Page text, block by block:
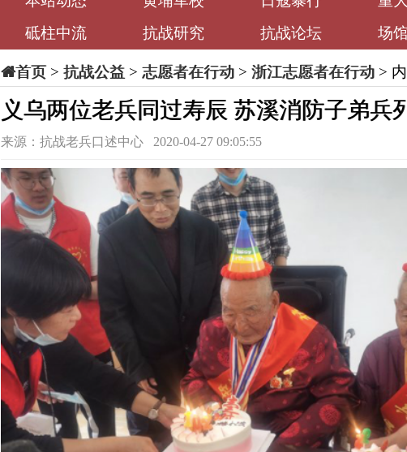
砥柱中流
抗战研究 抗战论坛 场
首页> 抗战公益 > 志愿者在行动 > 浙江志愿者在行动 >
义乌两位老兵同过寿辰 苏溪消防子弟兵
来源：抗战老兵口述中心 2020-04-27 09:05:55